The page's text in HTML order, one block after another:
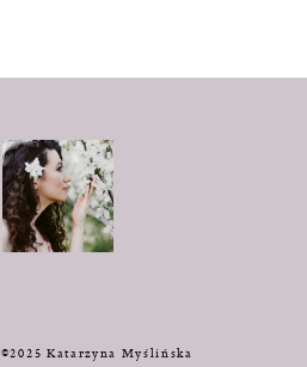
©2025 Katarzyna Myślińska